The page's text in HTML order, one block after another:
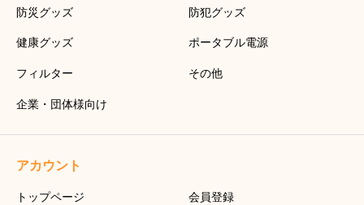
防災グッズ 防犯グッズ
健康グッズ ポータブル電源
フィルター その他
企業・団体様向け
アカウント
トップページ 会員登録